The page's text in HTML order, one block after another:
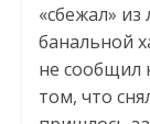
«сбежал»
банальной
не сообщил
том, что